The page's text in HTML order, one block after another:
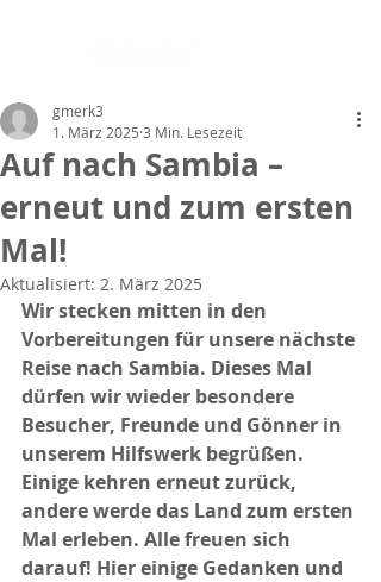
Auf nach Sambia –
erneut und zum ersten
Mal!
gmerk3
1. März 2025 3 Min. Lesezeit
Aktualisiert: 2. März 2025
Wir stecken mitten in den
Vorbereitungen für unsere nächste
Reise nach Sambia. Dieses Mal
dürfen wir wieder besondere
Besucher, Freunde und Gönner in
unserem Hilfswerk begrüßen.
Einige kehren erneut zurück,
andere werde das Land zum ersten
Mal erleben. Alle freuen sich
darauf! Hier einige Gedanken und